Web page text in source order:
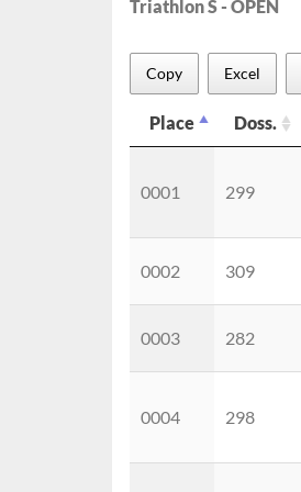
Triathlon S - OPEN
Copy Excel
Place Doss.
0001
299
0002 309
0003 282
0004 298